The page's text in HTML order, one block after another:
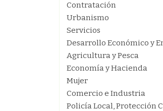
Contratación
Urbanismo
Servicios
Desarrollo Económico y
Agricultura y Pesca
Economía y Hacienda
Mujer
Comercio e Industria
Policía Local, Protección